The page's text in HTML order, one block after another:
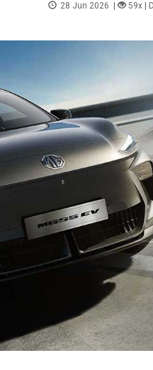
28 Jun 2026 | 59x |